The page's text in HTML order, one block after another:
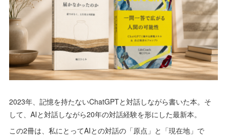
2023年、記憶を持たないChatGPTと対話しながら書いた本。そ
して、AIと対話しながら20年の対話経験を形にした最新本。
この2冊は、私にとってAIとの対話の「原点」と「現在地」で